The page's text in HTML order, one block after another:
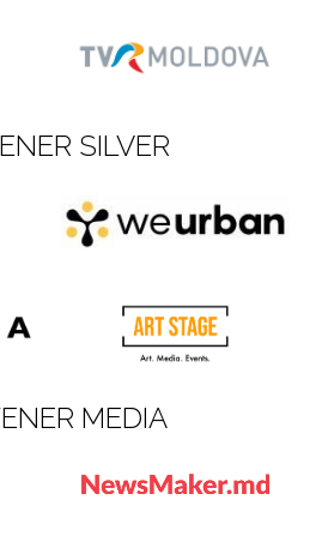
SILVER
MEDIA